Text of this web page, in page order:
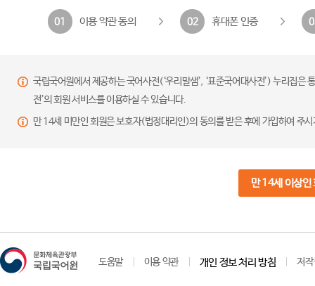
01 이용 약관 동의 02 휴대폰 인증
국립국어원에서 제공하는 국어사전(‘우리말샘’, ‘표준국어대사전’) 누리집
전’의 회원 서비스를 이용하실 수 있습니다.
만 14세 미만인 회원은 보호자(법정대리인)의 동의를 받은 후에 가입하여 주
만 14세 이상인
도움말 이용 약관 개인 정보 처리 방침 저